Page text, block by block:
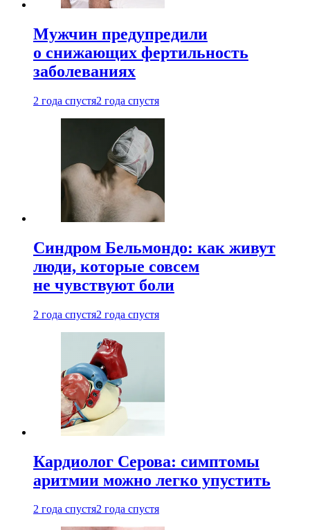
Мужчин предупредили
о снижающих фертильность
заболеваниях
2 года спустя2 года спустя
Синдром Бельмондо: как живут
люди, которые совсем
не чувствуют боли
2 года спустя2 года спустя
Кардиолог Серова: симптомы
аритмии можно легко упустить
2 года спустя2 года спустя